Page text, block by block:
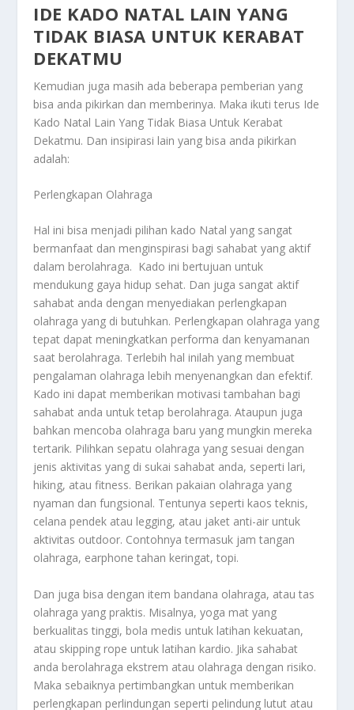
IDE KADO NATAL LAIN YANG
TIDAK BIASA UNTUK KERABAT
DEKATMU
Kemudian juga masih ada beberapa pemberian yang
bisa anda pikirkan dan memberinya. Maka ikuti terus Ide
Kado Natal Lain Yang Tidak Biasa Untuk Kerabat
Dekatmu. Dan insipirasi lain yang bisa anda pikirkan
adalah:
Perlengkapan Olahraga
Hal ini bisa menjadi pilihan kado Natal yang sangat
bermanfaat dan menginspirasi bagi sahabat yang aktif
dalam berolahraga. Kado ini bertujuan untuk
mendukung gaya hidup sehat. Dan juga sangat aktif
sahabat anda dengan menyediakan perlengkapan
olahraga yang di butuhkan. Perlengkapan olahraga yang
tepat dapat meningkatkan performa dan kenyamanan
saat berolahraga. Terlebih hal inilah yang membuat
pengalaman olahraga lebih menyenangkan dan efektif.
Kado ini dapat memberikan motivasi tambahan bagi
sahabat anda untuk tetap berolahraga. Ataupun juga
bahkan mencoba olahraga baru yang mungkin mereka
tertarik. Pilihkan sepatu olahraga yang sesuai dengan
jenis aktivitas yang di sukai sahabat anda, seperti lari,
hiking, atau fitness. Berikan pakaian olahraga yang
nyaman dan fungsional. Tentunya seperti kaos teknis,
celana pendek atau legging, atau jaket anti-air untuk
aktivitas outdoor. Contohnya termasuk jam tangan
olahraga, earphone tahan keringat, topi.
Dan juga bisa dengan item bandana olahraga, atau tas
olahraga yang praktis. Misalnya, yoga mat yang
berkualitas tinggi, bola medis untuk latihan kekuatan,
atau skipping rope untuk latihan kardio. Jika sahabat
anda berolahraga ekstrem atau olahraga dengan risiko.
Maka sebaiknya pertimbangkan untuk memberikan
perlengkapan perlindungan seperti pelindung lutut atau